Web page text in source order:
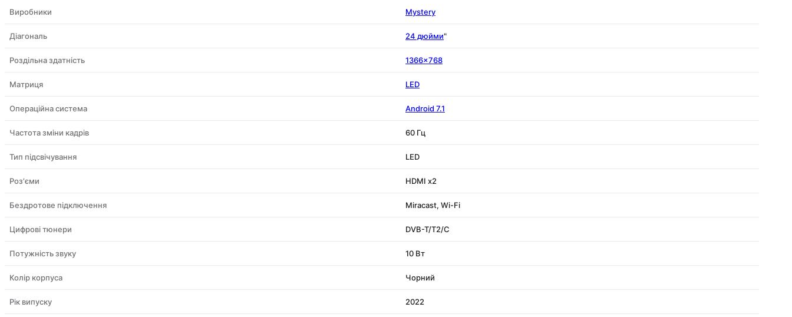
Виробники Mystery
Діагональ 24 дюйми"
Роздільна здатність 1366×768
Матриця LED
Операційна система Android 7.1
Частота зміни кадрів 60 Гц
Тип підсвічування LED
Роз'єми HDMI x2
Бездротове підключення Miracast, Wi-Fi
Цифрові тюнери DVB-T/T2/C
Потужність звуку 10 Вт
Колір корпуса Чорний
Рік випуску 2022